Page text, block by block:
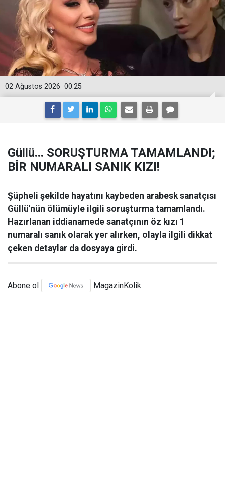
00:25
02 Ağustos 2026
Güllü... SORUŞTURMA TAMAMLANDI;
BİR NUMARALI SANIK KIZI!
Şüpheli şekilde hayatını kaybeden arabesk sanatçısı
Güllü'nün ölümüyle ilgili soruşturma tamamlandı.
Hazırlanan iddianamede sanatçının öz kızı 1
numaralı sanık olarak yer alırken, olayla ilgili dikkat
çeken detaylar da dosyaya girdi.
Abone ol MagazinKolik